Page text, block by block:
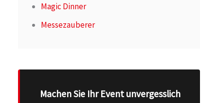
Magic Dinner
Messezauberer
Machen Sie Ihr Event unvergesslich